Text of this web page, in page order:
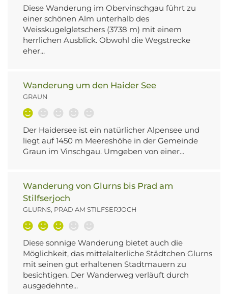
Diese Wanderung im Obervinschgau führt zu
einer schönen Alm unterhalb des
Weisskugelgletschers (3738 m) mit einem
herrlichen Ausblick. Obwohl die Wegstrecke
eher...
Wanderung um den Haider See
GRAUN
Der Haidersee ist ein natürlicher Alpensee und
liegt auf 1450 m Meereshöhe in der Gemeinde
Graun im Vinschgau. Umgeben von einer...
Wanderung von Glurns bis Prad am
Stilfserjoch
GLURNS, PRAD AM STILFSERJOCH
Diese sonnige Wanderung bietet auch die
Möglichkeit, das mittelalterliche Städtchen Glurns
mit seinen gut erhaltenen Stadtmauern zu
besichtigen. Der Wanderweg verläuft durch
ausgedehnte...